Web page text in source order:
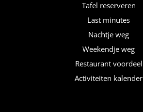
Tafel reserveren
Last minutes
Nachtje weg
Weekendje weg
Restaurant voordeel
Activiteiten kalender